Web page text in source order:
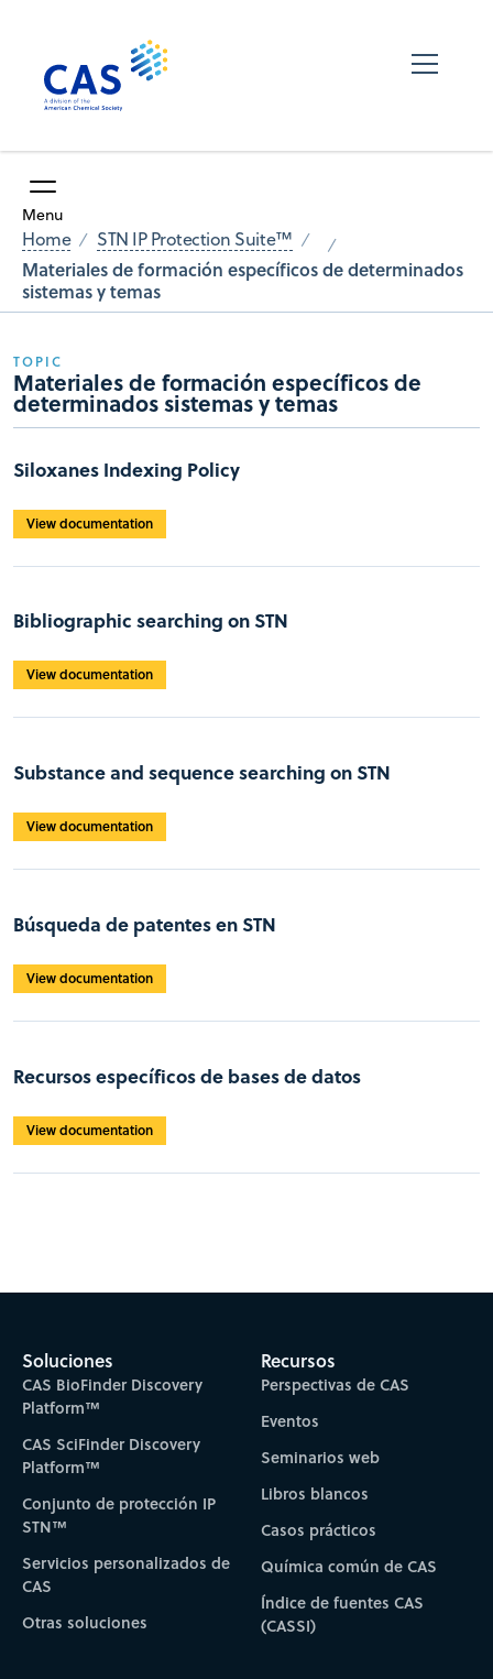
Menu
Home STN IP Protection Suite™
Materiales de formación específicos de determinados
sistemas y temas
TOPIC
Materiales de formación específicos de
determinados sistemas y temas
Siloxanes Indexing Policy
View documentation
Bibliographic searching on STN
View documentation
Substance and sequence searching on STN
View documentation
Búsqueda de patentes en STN
View documentation
Recursos específicos de bases de datos
View documentation
Soluciones
CAS BioFinder Discovery
Platform™
CAS SciFinder Discovery
Platform™
Conjunto de protección IP
STN™
Servicios personalizados de
CAS
Otras soluciones
Recursos
Perspectivas de CAS
Eventos
Seminarios web
Libros blancos
Casos prácticos
Química común de CAS
Índice de fuentes CAS
(CASSI)